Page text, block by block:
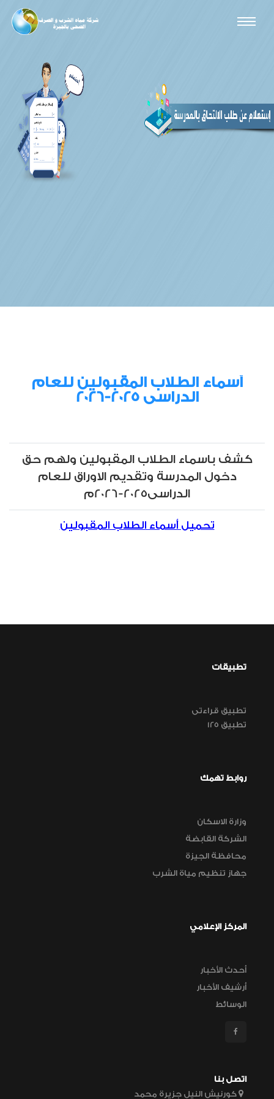
أسماء الطلاب المقبولين للعام
الدراسي 2025-2026
كشف باسماء الطلاب المقبولين ولهم حق
دخول المدرسة وتقديم الاوراق للعام
الدراسى2025-2026م
تحميل أسماء الطلاب المقبولين
تطبيقات
تطبيق قراءتى
تطبيق 125
روابط تهمك
وزارة الاسكان
الشركة القابضة
محافظة الجيزة
جهاز تنظيم مياة الشرب
المركز الإعلامي
أحدث الأخبار
أرشيف الأخبار
الوسائط
اتصل بنا